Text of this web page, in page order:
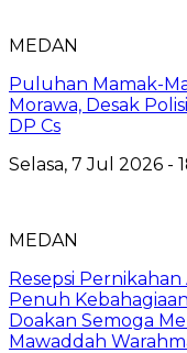
MEDAN
Puluhan Mamak-
Morawa, Desak
DP Cs
Selasa, 7 Jul 2026 -
MEDAN
Resepsi
Penuh
Doakan Semoga
Mawaddah